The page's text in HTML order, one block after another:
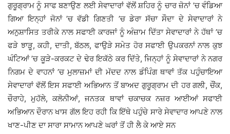
ਗੁਰੂਗ੍ਰਾਮ ਨੂੰ ਸਾਫ ਬਣਾਉਣ ਲਈ ਸੇਵਾਦਾਰਾਂ ਵੱਲੋਂ ਸ਼ਹਿਰ ਨੂੰ ਚਾਰ ਜ਼ੋਨਾਂ ’ਚ ਵੰਡਿਆ
ਗਿਆ ਇਨ੍ਹਾਂ ਜੋਨਾਂ ’ਚ ਵੱਡੀ ਗਿਣਤੀ ’ਚ ਡੇਰਾ ਸੱਚਾ ਸੌਦਾ ਦੇ ਸੇਵਾਦਾਰਾਂ ਨੇ
ਅਨੁਸ਼ਾਸਿਤ ਤਰੀਕੇ ਨਾਲ ਸਫਾਈ ਕਾਰਜਾਂ ਨੂੰ ਅੰਜ਼ਾਮ ਦਿੱਤਾ ਸੇਵਾਦਾਰਾਂ ਨੇ ਹੱਥਾਂ ’ਚ
ਫੜੇ ਝਾੜੂ, ਕਹੀ, ਦਾਤੀ, ਬੱਠਲ, ਫਾਉੜੇ ਸਮੇਤ ਹੋਰ ਸਫਾਈ ਉਪਕਰਨਾਂ ਨਾਲ ਕੁਝ
ਘੰਟਿਆਂ ’ਚ ਕੂੜੇ-ਕਰਕਟ ਦੇ ਢੇਰ ਇਕੱਠੇ ਕਰ ਦਿੱਤੇ, ਜਿਨ੍ਹਾਂ ਨੂੰ ਸੇਵਾਦਾਰਾਂ ਨੇ ਨਗਰ
ਨਿਗਮ ਦੇ ਵਾਹਨਾਂ ’ਚ ਮੁਲਾਜ਼ਮਾਂ ਦੀ ਮੱਦਦ ਨਾਲ ਡੰਪਿੰਗ ਥਾਵਾਂ ਤੱਕ ਪਹੁੰਚਾਇਆ
ਸੇਵਾਦਾਰਾਂ ਵੱਲੋਂ ਇਸ ਸਫਾਈ ਅਭਿਆਨ ਤੋਂ ਬਾਅਦ ਗੁਰੂਗ੍ਰਾਮ ਦੀ ਹਰ ਗਲੀ, ਚੌਂਕ,
ਚੌਰਾਹੇ, ਮੁਹੱਲੇ, ਕਲੋਨੀਆਂ, ਜਨਤਕ ਥਾਵਾਂ ਚਕਾਚਕ ਨਜ਼ਰ ਆਈਆਂ ਸਫਾਈ
ਅਭਿਆਨ ਦੌਰਾਨ ਖਾਸ ਗੱਲ ਇਹ ਰਹੀ ਕਿ ਇੱਥੇ ਪਹੁੰਚੇ ਸਾਰੇ ਸੇਵਾਦਾਰ ਆਪਣੇ ਨਾਲ
ਖਾਣ-ਪੀਣ ਦਾ ਸਾਰਾ ਸਾਮਾਨ ਆਪਣੇ ਘਰਾਂ ਤੋਂ ਹੀ ਲੈ ਕੇ ਆਏ ਸਨ